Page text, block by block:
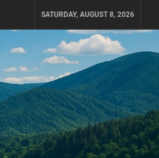
SATURDAY, AUGUST 8, 2026